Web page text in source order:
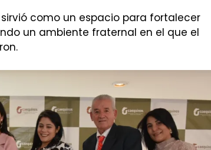
como un espacio para fortalecer
un ambiente fraternal en el que el